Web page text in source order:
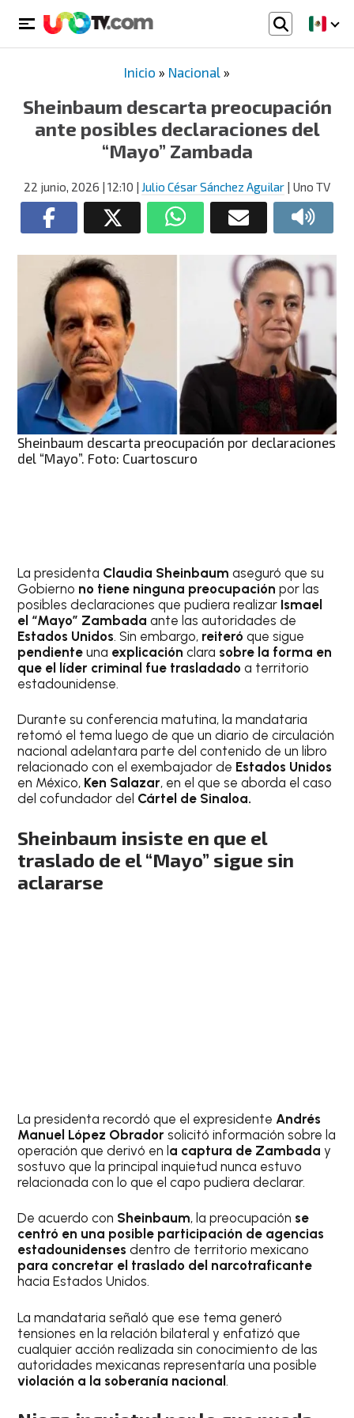
Inicio » Nacional »
Sheinbaum descarta preocupación
ante posibles declaraciones del
“Mayo” Zambada
22 junio, 2026 | 12:10 | Julio César Sánchez Aguilar | Uno TV
Sheinbaum descarta preocupación por declaraciones
del “Mayo”. Foto: Cuartoscuro
La presidenta Claudia Sheinbaum aseguró que su
Gobierno no tiene ninguna preocupación por las
posibles declaraciones que pudiera realizar Ismael
el “Mayo” Zambada ante las autoridades de
Estados Unidos. Sin embargo, reiteróque sigue
pendienteuna explicaciónclara sobre la forma en
que el líder criminal fue trasladadoa territorio
estadounidense.
Durante su conferencia matutina, la mandataria
retomó el tema luego de que un diario de circulación
nacional adelantara parte del contenido de un libro
relacionado con el exembajador de Estados Unidos
en México, Ken Salazar, en el que se aborda el caso
del cofundador del Cártel de Sinaloa.
Sheinbaum insiste en que el
traslado de el “Mayo” sigue sin
aclararse
La presidenta recordó que el expresidente Andrés
Manuel López Obrador solicitó información sobre la
operación que derivó en la captura de Zambaday
sostuvo que la principal inquietud nunca estuvo
relacionada con lo que el capo pudiera declarar.
De acuerdo con Sheinbaum, la preocupación se
centró en una posible participación de agencias
estadounidensesdentro de territorio mexicano
para concretar el traslado del narcotraficante
hacia Estados Unidos.
La mandataria señaló que ese tema generó
tensiones en la relación bilateral y enfatizó que
cualquier acción realizada sin conocimiento de las
autoridades mexicanas representaría una posible
violación a la soberanía nacional.